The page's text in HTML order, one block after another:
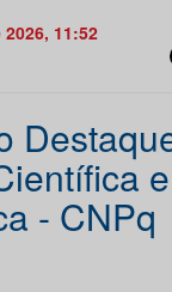
11:52
e
- CNPq